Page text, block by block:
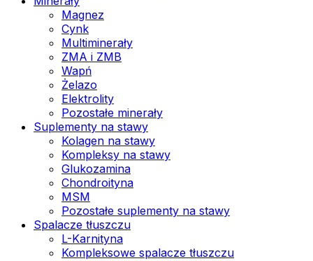
Magnez
Cynk
Multiminerały
ZMA i ZMB
Wapń
Żelazo
Elektrolity
Pozostałe minerały
Suplementy na stawy
Kolagen na stawy
Kompleksy na stawy
Glukozamina
Chondroityna
MSM
Pozostałe suplementy na stawy
Spalacze tłuszczu
L-Karnityna
Kompleksowe spalacze tłuszczu